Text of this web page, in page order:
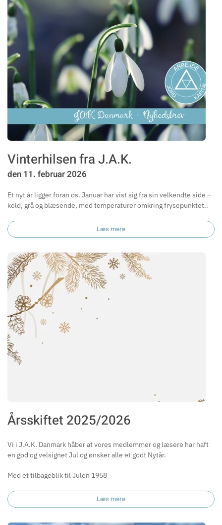
Vinterhilsen fra J.A.K.
den 11. februar 2026
Et nyt år ligger foran os. Januar har vist sig fra sin velkendte side –
kold, grå og blæsende, med temperaturer omkring frysepunktet..
Læs mere
Årsskiftet 2025/2026
Vi i J.A.K. Danmark håber at vores medlemmer og læsere har haft
en god og velsignet Jul og ønsker alle et godt Nytår.
Med et tilbageblik til Julen 1958
Læs mere